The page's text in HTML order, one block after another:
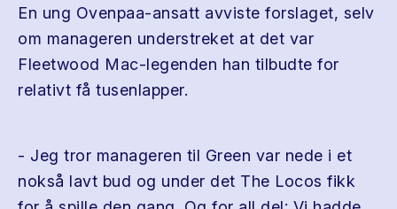
En ung Ovenpaa-ansatt avviste forslaget, selv
om manageren understreket at det var
Fleetwood Mac-legenden han tilbudte for
relativt få tusenlapper.
- Jeg tror manageren til Green var nede i et
nokså lavt bud og under det The Locos fikk